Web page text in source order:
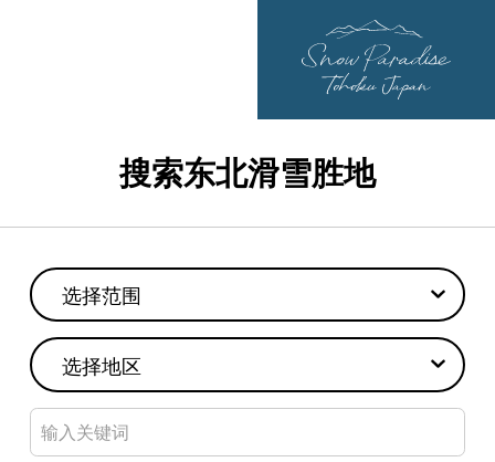
搜索东北滑雪胜地
选择范围
选择地区